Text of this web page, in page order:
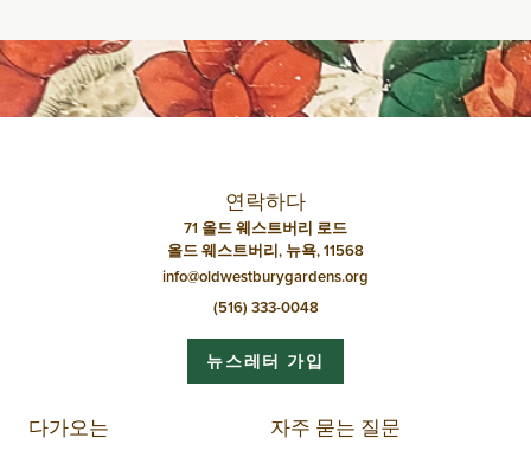
네
비
게
연락하다
71 올드 웨스트버리 로드
올드 웨스트버리, 뉴욕, 11568
info@oldwestburygardens.org
(516) 333-0048
뉴스레터 가입
다가오는 자주 묻는 질문